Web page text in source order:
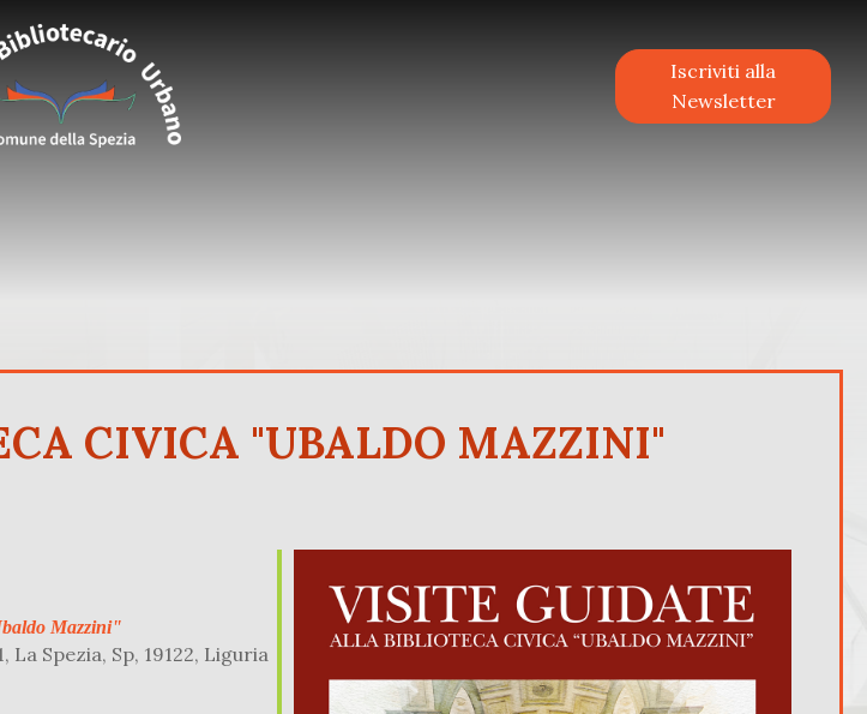
Iscriviti alla
Newsletter
CIVICA "UBALDO MAZZINI"
Mazzini"
La Spezia, Sp, 19122, Liguria